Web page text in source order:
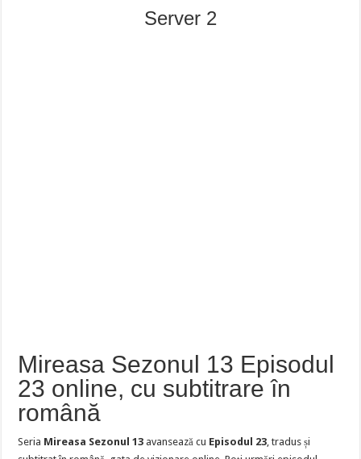
Server 2
Mireasa Sezonul 13 Episodul
23 online, cu subtitrare în
română
Seria Mireasa Sezonul 13 avansează cu Episodul 23, tradus și